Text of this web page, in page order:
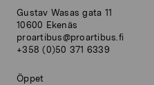
Gustav Wasas gata 11
10600 Ekenäs
proartibus@proartibus.fi
+358 (0)50 371 6339
Öppet